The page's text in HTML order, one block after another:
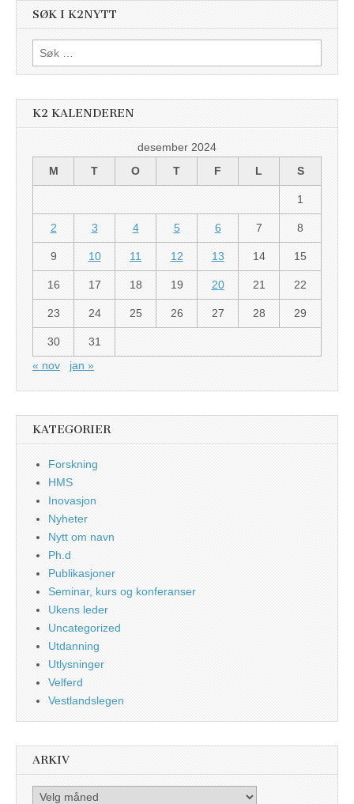
SØK I K2NYTT
Søk
etter:
K2 KALENDEREN
desember 2024
M
T O T F L S
1
2 3 4 5 6 7 8
9 10 11 12 13 14 15
16 17 18 19 20 21 22
23 24 25 26 27 28 29
30
31
« nov
jan »
KATEGORIER
Forskning
HMS
Inovasjon
Nyheter
Nytt om navn
Ph.d
Publikasjoner
Seminar, kurs og konferanser
Ukens leder
Uncategorized
Utdanning
Utlysninger
Velferd
Vestlandslegen
ARKIV
Arkiv